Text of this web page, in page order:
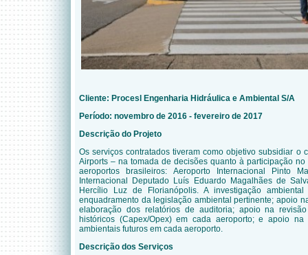
Cliente: Procesl Engenharia Hidráulica e Ambiental S/A
Período: novembro de 2016 - fevereiro de 2017
Descrição do Projeto
Os serviços contratados tiveram como objetivo subsidiar o
Airports – na tomada de decisões quanto à participação
aeroportos brasileiros: Aeroporto Internacional Pinto
Internacional Deputado Luís Eduardo Magalhães de
Hercílio Luz de Florianópolis. A investigação
enquadramento da legislação ambiental pertinente; apoio
elaboração dos relatórios de auditoria; apoio na
históricos (Capex/Opex) em cada aeroporto; e apoio
ambientais futuros em cada aeroporto.
Descrição dos Serviços